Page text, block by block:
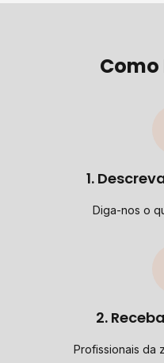
1.
Diga-nos o
2.
Profissionais da